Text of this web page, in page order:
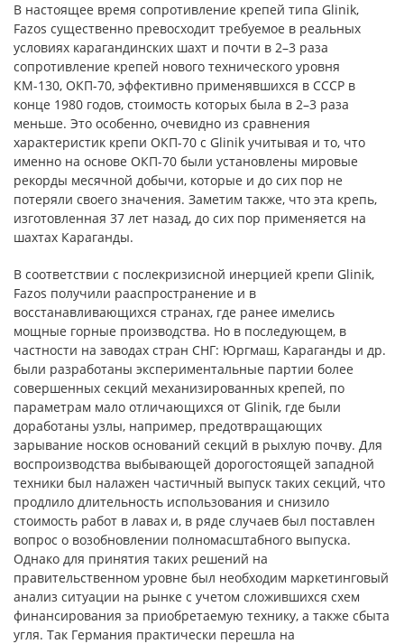
В настоящее время сопротивление крепей типа Glinik,
Fazos существенно превосходит требуемое в реальных
условиях карагандинских шахт и почти в 2–3 раза
сопротивление крепей нового технического уровня
КМ-130, ОКП-70, эффективно применявшихся в СССР в
конце 1980 годов, стоимость которых была в 2–3 раза
меньше. Это особенно, очевидно из сравнения
характеристик крепи ОКП-70 с Glinik учитывая и то, что
именно на основе ОКП-70 были установлены мировые
рекорды месячной добычи, которые и до сих пор не
потеряли своего значения. Заметим также, что эта крепь,
изготовленная 37 лет назад, до сих пор применяется на
шахтах Караганды.
В соответствии с послекризисной инерцией крепи Glinik,
Fazos получили рааспространение и в
восстанавливающихся странах, где ранее имелись
мощные горные производства. Но в последующем, в
частности на заводах стран СНГ: Юргмаш, Караганды и др.
были разработаны экспериментальные партии более
совершенных секций механизированных крепей, по
параметрам мало отличающихся от Glinik, где были
доработаны узлы, например, предотвращающих
зарывание носков оснований секций в рыхлую почву. Для
воспроизводства выбывающей дорогостоящей западной
техники был налажен частичный выпуск таких секций, что
продлило длительность использования и снизило
стоимость работ в лавах и, в ряде случаев был поставлен
вопрос о возобновлении полномасштабного выпуска.
Однако для принятия таких решений на
правительственном уровне был необходим маркетинговый
анализ ситуации на рынке с учетом сложившихся схем
финансирования за приобретаемую технику, а также сбыта
угля. Так Германия практически перешла на